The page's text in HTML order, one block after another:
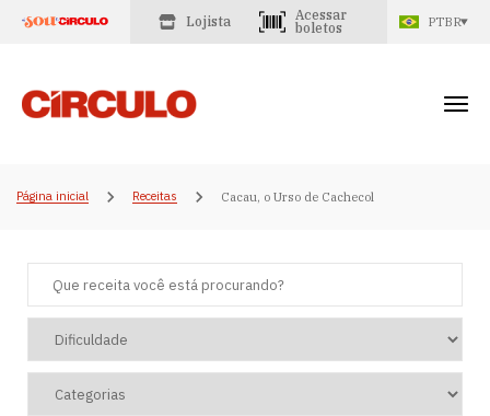
Lojista
Acessar
boletos
PTBR
Página inicial Receitas Cacau, o Urso de Cachecol